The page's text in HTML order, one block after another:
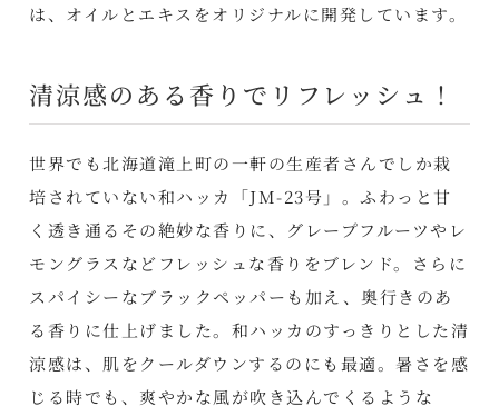
は、オイルとエキスをオリジナルに開発しています。
清涼感のある香りでリフレッシュ！
世界でも北海道滝上町の一軒の生産者さんでしか栽
培されていない和ハッカ「JM-23号」。ふわっと甘
く透き通るその絶妙な香りに、グレープフルーツやレ
モングラスなどフレッシュな香りをブレンド。さらに
スパイシーなブラックペッパーも加え、奥行きのあ
る香りに仕上げました。和ハッカのすっきりとした清
涼感は、肌をクールダウンするのにも最適。暑さを感
じる時でも、爽やかな風が吹き込んでくるような